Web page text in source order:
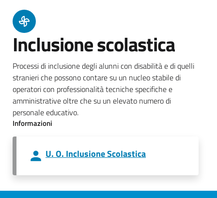
Inclusione scolastica
Processi di inclusione degli alunni con disabilità e di quelli
stranieri che possono contare su un nucleo stabile di
operatori con professionalità tecniche specifiche e
amministrative oltre che su un elevato numero di
personale educativo.
Informazioni
U. O. Inclusione Scolastica